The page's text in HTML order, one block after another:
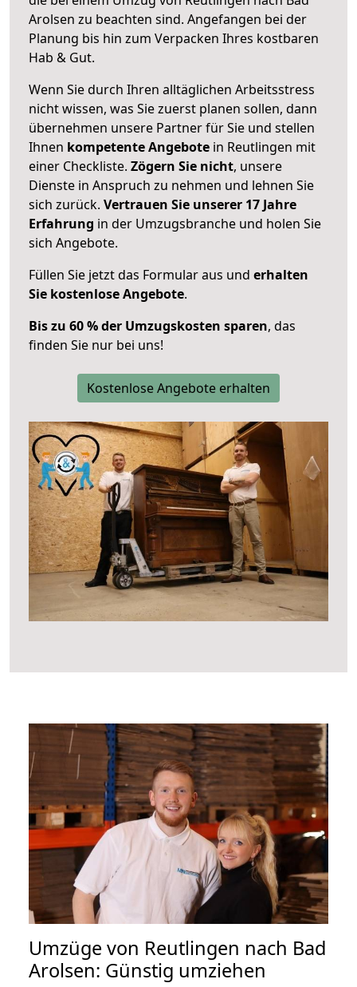
Arolsen zu beachten sind. Angefangen bei der
Planung bis hin zum Verpacken Ihres kostbaren
Hab & Gut.
Wenn Sie durch Ihren alltäglichen Arbeitsstress
nicht wissen, was Sie zuerst planen sollen, dann
übernehmen unsere Partner für Sie und stellen
Ihnen kompetente Angebote in Reutlingen mit
einer Checkliste. Zögern Sie nicht, unsere
Dienste in Anspruch zu nehmen und lehnen Sie
sich zurück. Vertrauen Sie unserer 17 Jahre
Erfahrung in der Umzugsbranche und holen Sie
sich Angebote.
Füllen Sie jetzt das Formular aus und erhalten
Sie kostenlose Angebote.
Bis zu 60 % der Umzugskosten sparen, das
finden Sie nur bei uns!
Kostenlose Angebote erhalten
Umzüge von Reutlingen nach Bad
Arolsen: Günstig umziehen